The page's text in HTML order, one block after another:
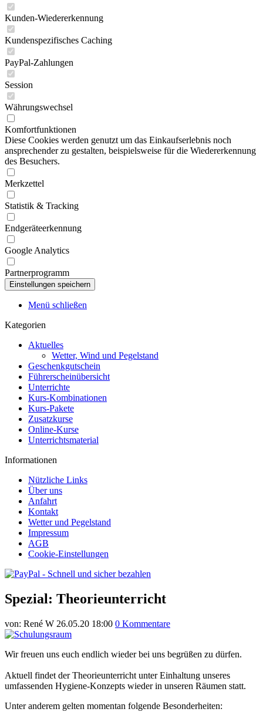
Kunden-Wiedererkennung
Kundenspezifisches Caching
PayPal-Zahlungen
Session
Währungswechsel
Komfortfunktionen
Diese Cookies werden genutzt um das Einkaufserlebnis noch
ansprechender zu gestalten, beispielsweise für die Wiedererkennung
des Besuchers.
Merkzettel
Statistik & Tracking
Endgeräteerkennung
Google Analytics
Partnerprogramm
Menü schließen
Kategorien
Aktuelles
Wetter, Wind und Pegelstand
Geschenkgutschein
Führerscheinübersicht
Unterrichte
Kurs-Kombinationen
Kurs-Pakete
Zusatzkurse
Online-Kurse
Unterrichtsmaterial
Informationen
Nützliche Links
Über uns
Anfahrt
Kontakt
Wetter und Pegelstand
Impressum
AGB
Cookie-Einstellungen
Spezial: Theorieunterricht
von: René W 26.05.20 18:00 0 Kommentare
Wir freuen uns euch endlich wieder bei uns begrüßen zu dürfen.
Aktuell findet der Theorieunterricht unter Einhaltung unseres
umfassenden Hygiene-Konzepts wieder in unseren Räumen statt.
Unter anderem gelten momentan folgende Besonderheiten: